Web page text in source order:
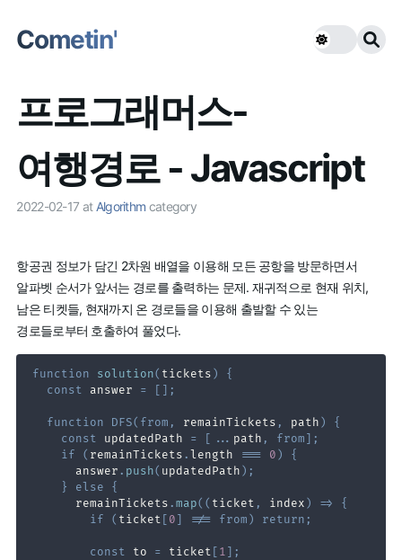
Cometin'
프로그래머스-
여행경로 - Javascript
2022-02-17 at Algorithm category
항공권 정보가 담긴 2차원 배열을 이용해 모든 공항을 방문하면서
알파벳 순서가 앞서는 경로를 출력하는 문제. 재귀적으로 현재 위치,
남은 티켓들, 현재까지 온 경로들을 이용해 출발할 수 있는
경로들로부터 호출하여 풀었다.
function solution( tickets )
{
const answer = [ ] ;
function DFS( from , remainTickets , path )
{
const updatedPath = [ ... path , from ] ;
if
( remainTickets .length === 0 )
{
      answer
. push( updatedPath ) ;
}
else
{
      remainTickets
.map( ( ticket , index ) =>
{
if
( ticket [ 0 ] !== from ) return ;
const to = ticket [ 1 ] ;